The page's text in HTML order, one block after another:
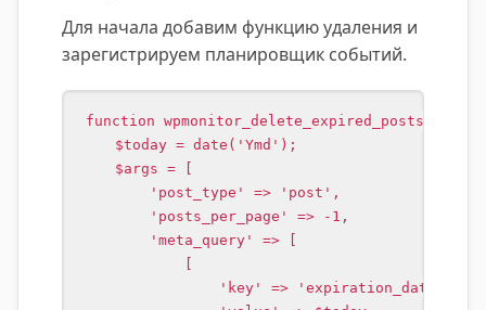
Для начала добавим функцию удаления и
зарегистрируем планировщик событий.
function wpmonitor_delete_expired_posts() {
    $today = date('Ymd');
    $args = [
        'post_type' => 'post',
        'posts_per_page' => -1,
        'meta_query' => [
                'key' => 'expiration_date',